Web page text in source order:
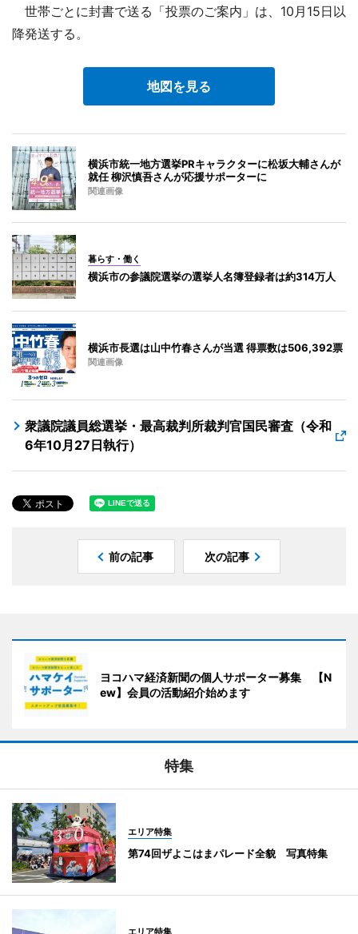
世帯ごとに封書で送る「投票のご案内」は、10月15日以
降発送する。
地図を見る
横浜市統一地方選挙PRキャラクターに松坂大輔さんが
就任 柳沢慎吾さんが応援サポーターに
関連画像
暮らす・働く
横浜市の参議院選挙の選挙人名簿登録者は約314万人
横浜市長選は山中竹春さんが当選 得票数は506,392票
関連画像
衆議院議員総選挙・最高裁判所裁判官国民審査（令和
6年10月27日執行）
前の記事 次の記事
ヨコハマ経済新聞の個人サポーター募集 【N
ew】会員の活動紹介始めます
特集
エリア特集
第74回ザよこはまパレード全貌 写真特集